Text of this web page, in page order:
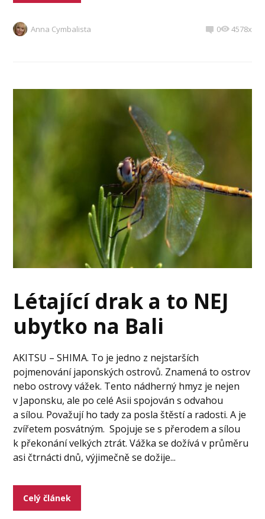
Anna Cymbalista 0 4578x
Létající drak a to NEJ
ubytko na Bali
AKITSU – SHIMA. To je jedno z nejstarších
pojmenování japonských ostrovů. Znamená to ostrov
nebo ostrovy vážek. Tento nádherný hmyz je nejen
v Japonsku, ale po celé Asii spojován s odvahou
a sílou. Považují ho tady za posla štěstí a radosti. A je
zvířetem posvátným. Spojuje se s přerodem a sílou
k překonání velkých ztrát. Vážka se dožívá v průměru
asi čtrnácti dnů, výjimečně se dožije...
Celý článek